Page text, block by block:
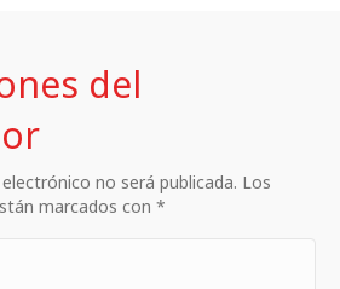
del
no será publicada. Los
marcados con *